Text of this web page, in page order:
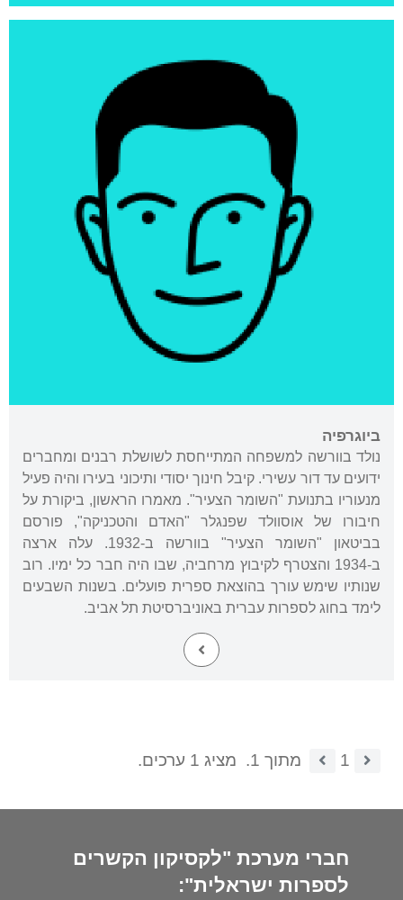
ביוגרפיה
נולד בוורשה למשפחה המתייחסת לשושלת רבנים ומחברים
ידועים עד דור עשירי. קיבל חינוך יסודי ותיכוני בעירו והיה פעיל
מנעוריו בתנועת "השומר הצעיר". מאמרו הראשון, ביקורת על
חיבורו של אוסוולד שפנגלר "האדם והטכניקה", פורסם
בביטאון "השומר הצעיר" בוורשה ב-1932. עלה ארצה
ב-1934 והצטרף לקיבוץ מרחביה, שבו היה חבר כל ימיו. רוב
שנותיו שימש עורך בהוצאת ספרית פועלים. בשנות השבעים
לימד בחוג לספרות עברית באוניברסיטת תל אביב.
1 מתוך 1. מציג 1 ערכים.
חברי מערכת "לקסיקון הקשרים
לספרות ישראלית":